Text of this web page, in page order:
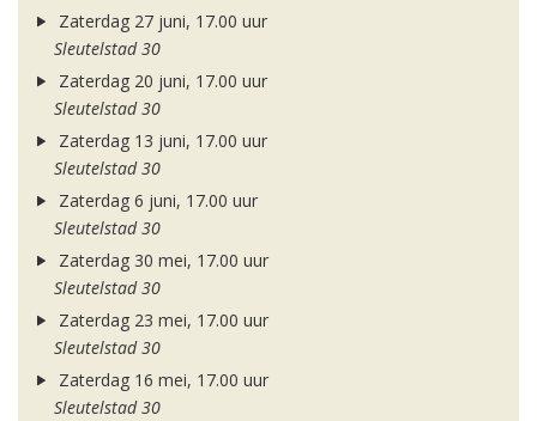
Zaterdag 27 juni, 17.00 uur
Sleutelstad 30
Zaterdag 20 juni, 17.00 uur
Sleutelstad 30
Zaterdag 13 juni, 17.00 uur
Sleutelstad 30
Zaterdag 6 juni, 17.00 uur
Sleutelstad 30
Zaterdag 30 mei, 17.00 uur
Sleutelstad 30
Zaterdag 23 mei, 17.00 uur
Sleutelstad 30
Zaterdag 16 mei, 17.00 uur
Sleutelstad 30